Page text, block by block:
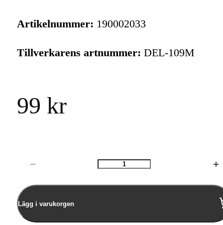
Artikelnummer: 190002033
Tillverkarens artnummer: DEL-109M
99 kr
Antal
Lägg i varukorgen